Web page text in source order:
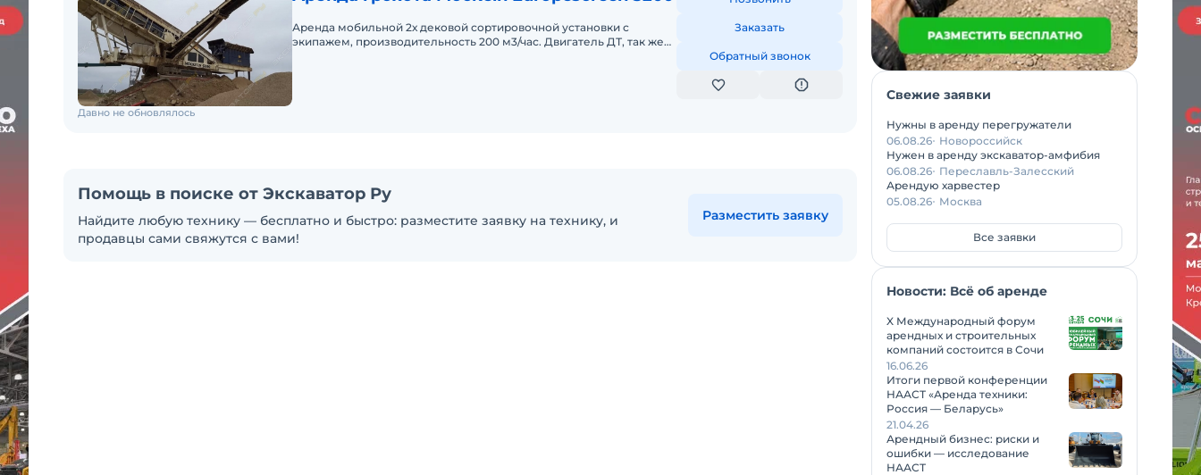
Аренда мобильной 2х дековой сортировочной установки с
экипажем, производительность 200 м3/час. Двигатель ДТ, так же
Заказать
Обратный звонок
Давно не обновлялось
Помощь в поиске от Экскаватор Ру
Найдите любую технику — бесплатно и быстро: разместите заявку на технику, и
продавцы сами свяжутся с вами!
Разместить заявку
Свежие заявки
Нужны в аренду перегружатели
06.08.26 Новороссийск
Нужен в аренду экскаватор-амфибия
06.08.26 Переславль-Залесский
Арендую харвестер
05.08.26 Москва
Все заявки
Новости: Всё об аренде
X Международный форум
арендных и строительных
компаний состоится в Сочи
16.06.26
Итоги первой конференции
НААСТ «Аренда техники:
Россия — Беларусь»
21.04.26
Арендный бизнес: риски и
ошибки — исследование
НААСТ